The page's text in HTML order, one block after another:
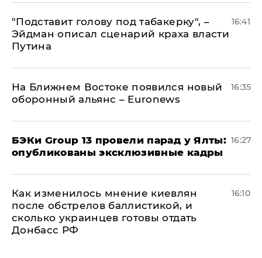
​"Подставит голову под табакерку", –
Эйдман описал сценарий краха власти
Путина
16:41
На Ближнем Востоке появился новый
оборонный альянс – Euronews
16:35
​БЭКи Group 13 провели парад у Ялты:
опубликованы эксклюзивные кадры
16:27
Как изменилось мнение киевлян
после обстрелов баллистикой, и
сколько украинцев готовы отдать
Донбасс РФ
16:10